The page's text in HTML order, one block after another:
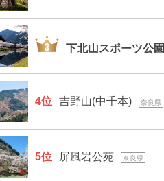
3位
下北山スポーツ公園
4位 吉野山(中千本) 奈良県
5位 屏風岩公苑 奈良県